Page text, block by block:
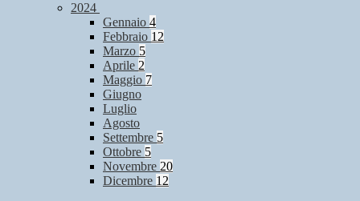
2024
Gennaio 4
Febbraio 12
Marzo 5
Aprile 2
Maggio 7
Giugno
Luglio
Agosto
Settembre 5
Ottobre 5
Novembre 20
Dicembre 12